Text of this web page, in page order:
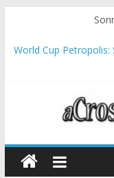
World Cup
Krumbach und
Supercup Massi
Halbzeit beim
Chelva: Schweizer